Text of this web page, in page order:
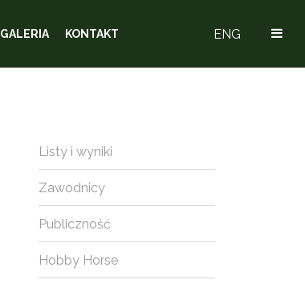
ENG
GALERIA KONTAKT
Listy i wyniki
Zawodnicy
Publiczność
Hobby Horse